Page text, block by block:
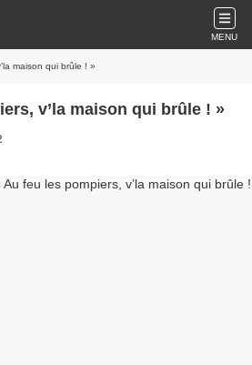
MENU
maison qui brûle ! »
v’la maison qui brûle ! »